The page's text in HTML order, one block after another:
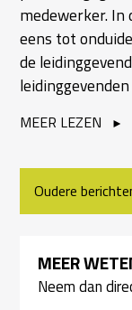
MEER
Neem dan
medewerker.
eens tot
de
MEER LEZEN
BERICHTEN
NAVIGATIE
Oudere